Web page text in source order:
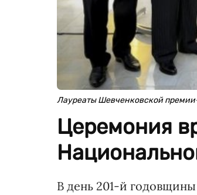
Лауреаты Шевченковской
Церемония
В день 201-й